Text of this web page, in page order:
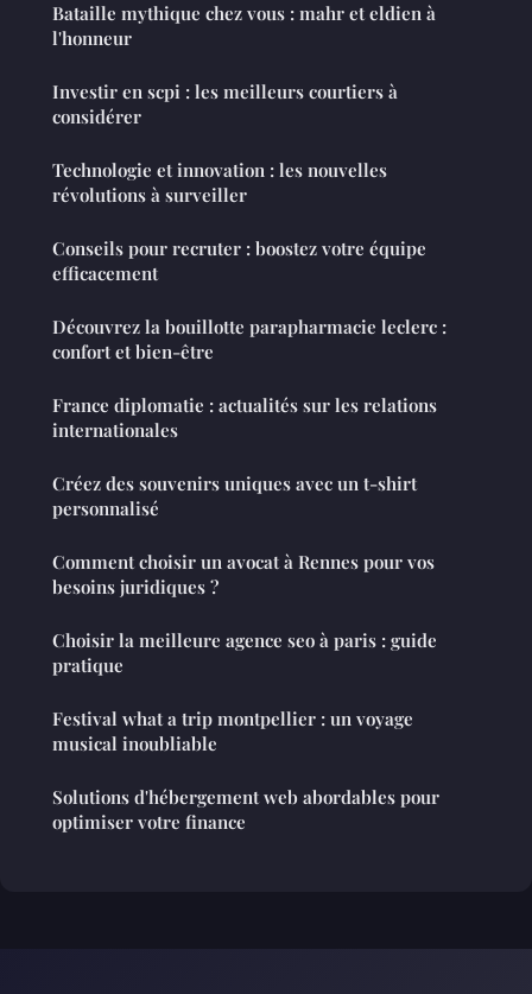
Bataille mythique chez vous : mahr et eldien à
l'honneur
Investir en scpi : les meilleurs courtiers à
considérer
Technologie et innovation : les nouvelles
révolutions à surveiller
Conseils pour recruter : boostez votre équipe
efficacement
Découvrez la bouillotte parapharmacie leclerc :
confort et bien-être
France diplomatie : actualités sur les relations
internationales
Créez des souvenirs uniques avec un t-shirt
personnalisé
Comment choisir un avocat à Rennes pour vos
besoins juridiques ?
Choisir la meilleure agence seo à paris : guide
pratique
Festival what a trip montpellier : un voyage
musical inoubliable
Solutions d'hébergement web abordables pour
optimiser votre finance